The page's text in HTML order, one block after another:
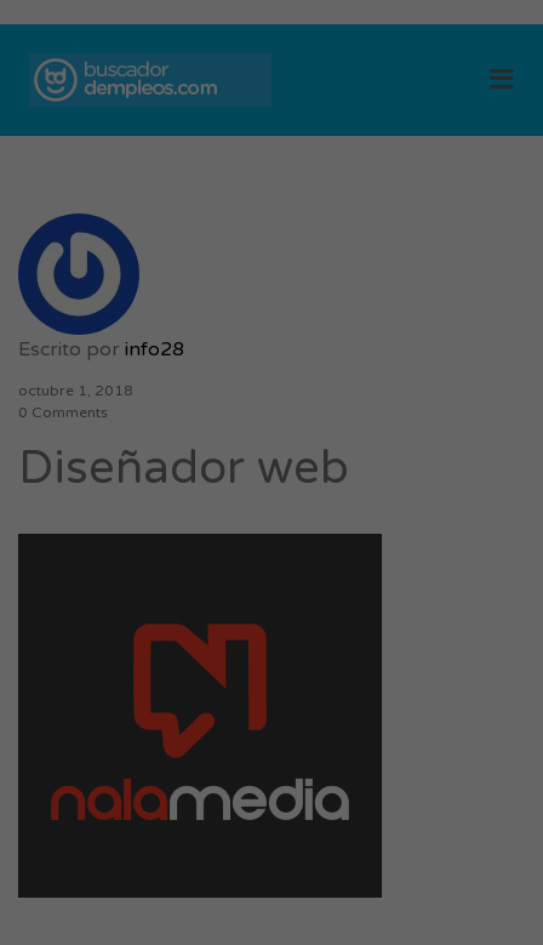
Escrito por info28
octubre 1, 2018
0 Comments
Diseñador web